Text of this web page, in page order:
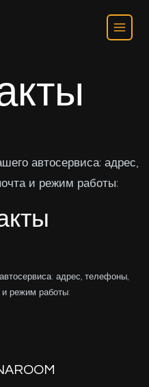
автосервиса: адрес,
и режим работы:
адрес, телефоны,
и режим работы: